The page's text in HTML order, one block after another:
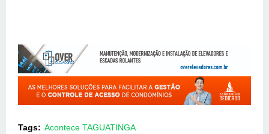
Tags: Acontece TAGUATINGA